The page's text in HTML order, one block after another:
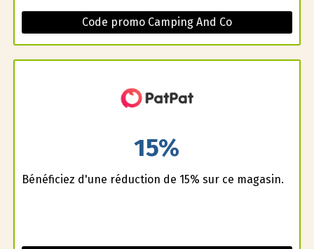
Code promo Camping And Co
15%
Bénéficiez d'une réduction de 15% sur ce magasin.